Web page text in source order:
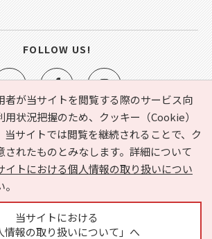
者が当サイトを閲覧する際のサービス向
用状況把握のため、クッキー（Cookie）
当サイトでは閲覧を継続されることで、ク
されたものとみなします。詳細について
イトにおける個人情報の取り扱いについ
当サイトにおける
情報の取り扱いについて」へ
ビタ）とは？ お気に入り
ヘルプ
情報の取り扱いについて
運営会社
広告掲載に関するお問い合わせ
FOLLOW US!